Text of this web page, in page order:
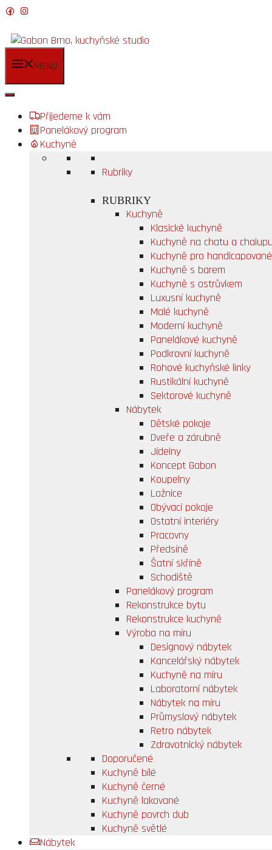
Přeskočit
obsah
MENU
Přijedeme k vám
Panelákový program
Kuchyně
Rubriky
RUBRIKY
Kuchyně
Klasické kuchyně
Kuchyně na chatu a
Kuchyně pro handicapované
Kuchyně s barem
Kuchyně s ostrůvkem
Luxusní kuchyně
Malé kuchyně
Moderní kuchyně
Panelákové kuchyně
Podkrovní kuchyně
Rohové kuchyňské linky
Rustikální kuchyně
Sektorové kuchyně
Nábytek
Dětské pokoje
Dveře a zárubně
Jídelny
Koncept Gabon
Koupelny
Ložnice
Obývací pokoje
Ostatní interiéry
Pracovny
Předsíně
Šatní skříně
Schodiště
Panelákový program
Rekonstrukce bytu
Rekonstrukce kuchyně
Výroba na míru
Designový nábytek
Kancelářský nábytek
Kuchyně na míru
Laboratorní nábytek
Nábytek na míru
Průmyslový nábytek
Retro nábytek
Zdravotnický nábytek
Doporučené
Kuchyně bílé
Kuchyně černé
Kuchyně lakované
Kuchyně povrch dub
Kuchyně světlé
Nábytek